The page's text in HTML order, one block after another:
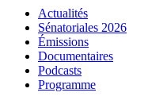
Actualités
Sénatoriales 2026
Émissions
Documentaires
Podcasts
Programme